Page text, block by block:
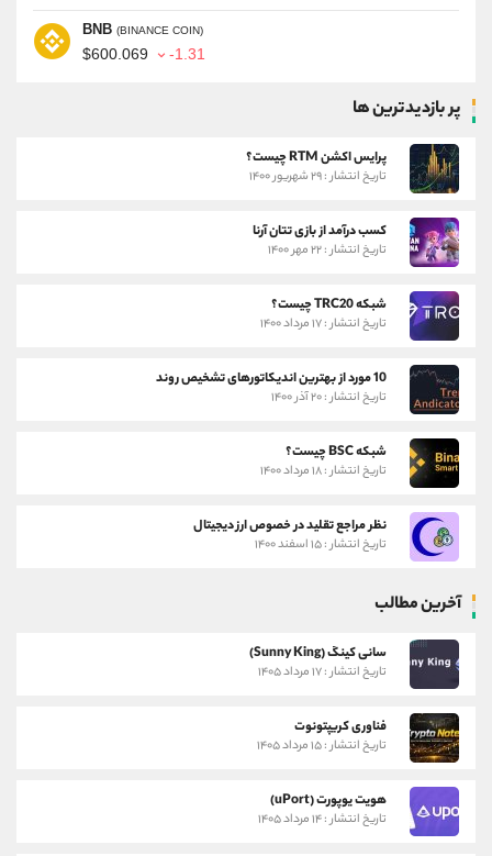
BNB (BINANCE COIN)
$600.069 -1.31
پر بازدیدترین ها
پرایس اکشن RTM چیست؟
تاریخ انتشار : ۲۹ شهریور ۱۴۰۰
کسب درآمد از بازی تتان آرنا
تاریخ انتشار : ۲۲ مهر ۱۴۰۰
شبکه TRC20 چیست؟
تاریخ انتشار : ۱۷ مرداد ۱۴۰۰
10 مورد از بهترین اندیکاتورهای تشخیص روند
تاریخ انتشار : ۲۰ آذر ۱۴۰۰
شبکه BSC چیست؟
تاریخ انتشار : ۱۸ مرداد ۱۴۰۰
نظر مراجع تقلید در خصوص ارز دیجیتال
تاریخ انتشار : ۱۵ اسفند ۱۴۰۰
آخرین مطالب
سانی کینگ (Sunny King)
تاریخ انتشار : ۱۷ مرداد ۱۴۰۵
فناوری کریپتونوت
تاریخ انتشار : ۱۵ مرداد ۱۴۰۵
هویت یوپورت (uPort)
تاریخ انتشار : ۱۴ مرداد ۱۴۰۵